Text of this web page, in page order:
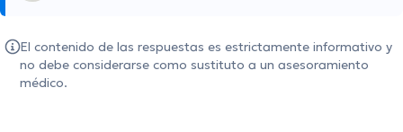
El contenido de las respuestas es estrictamente informativo y
no debe considerarse como sustituto a un asesoramiento
médico.